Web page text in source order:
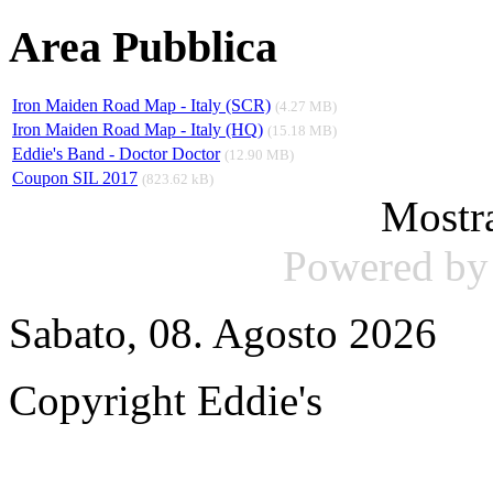
Area Pubblica
Iron Maiden Road Map - Italy (SCR) (4.27 MB)
Iron Maiden Road Map - Italy (HQ) (15.18 MB)
Eddie's Band - Doctor Doctor (12.90 MB)
Coupon SIL 2017 (823.62 kB)
Powered
Sabato, 08. Agosto 2026
Copyright Eddie's